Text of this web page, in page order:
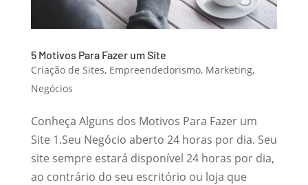
5 Motivos Para Fazer um Site
Criação de Sites, Empreendedorismo, Marketing,
Negócios
Conheça Alguns dos Motivos Para Fazer um
Site 1.Seu Negócio aberto 24 horas por dia. Seu
site sempre estará disponível 24 horas por dia,
ao contrário do seu escritório ou loja que